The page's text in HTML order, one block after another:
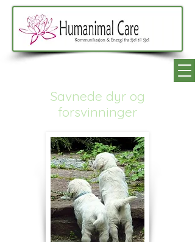
Savnede dyr og
forsvinninger